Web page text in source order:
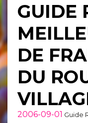
GUIDE
DE
DU
2006-09-01 Guide